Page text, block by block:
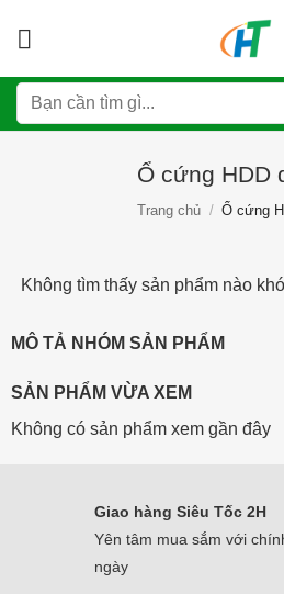
dung
Tìm
kiếm:
Ổ cứng HDD
Trang chủ / Ổ cứng
Không tìm thấy sản phẩm nào
MÔ TẢ NHÓM SẢN PHẨM
SẢN PHẨM VỪA XEM
Không có sản phẩm xem gần đây
Giao hàng Siêu Tốc 2H
Yên tâm mua sắm với
ngày